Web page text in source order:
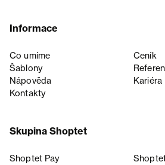
Informace
Co umíme
Ceník
Šablony
Nápověda
Kariéra
Kontakty
Skupina Shoptet
Shoptet Pay